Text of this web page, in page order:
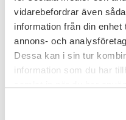
vidarebefordrar även
information från din
annons- och
Dessa kan i sin tur
information som du har
Boka möte
Fredrika arbetar